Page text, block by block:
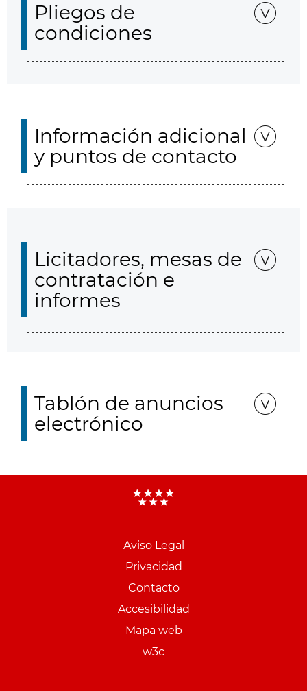
Pliegos de
condiciones
Información adicional
y puntos de contacto
Licitadores, mesas de
contratación e
informes
Tablón de anuncios
electrónico
Aviso Legal
Privacidad
Contacto
Accesibilidad
Mapa web
w3c